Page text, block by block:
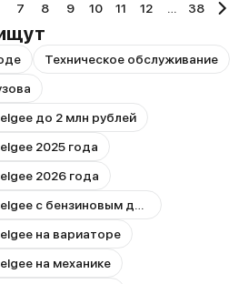
7 8 9 10 11 12 38
Техническое обслуживание
до 2 млн рублей
2025 года
2026 года
на вариаторе
на механике